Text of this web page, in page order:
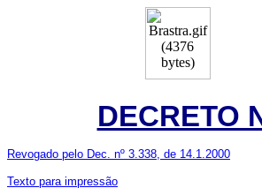
DECRETO
Revogado pelo Dec. nº 3.338, de 14.1.2000
Texto para impressão